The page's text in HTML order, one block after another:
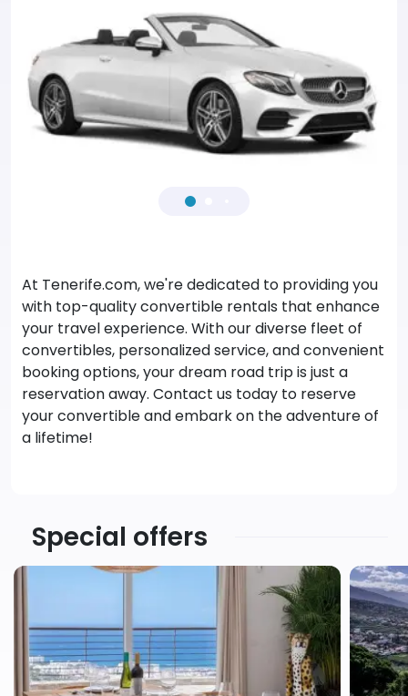
At Tenerife.com, we're dedicated to providing you
with top-quality convertible rentals that enhance
your travel experience. With our diverse fleet of
convertibles, personalized service, and convenient
booking options, your dream road trip is just a
reservation away. Contact us today to reserve
your convertible and embark on the adventure of
a lifetime!
Special offers